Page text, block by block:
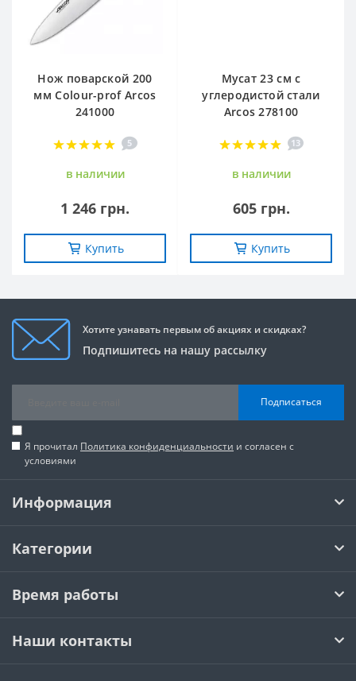
Нож поварской 200
мм Сolour-prof Arcos
241000
5
в наличии
1 246 грн.
Купить
Мусат 23 см с
углеродистой стали
Arcos 278100
13
в наличии
605 грн.
Купить
Хотите узнавать первым об акциях и скидках?
Подпишитесь на нашу рассылку
Подписаться
Я прочитал Политика конфиденциальности и согласен с
условиями
Информация
Категории
Время работы
Наши контакты